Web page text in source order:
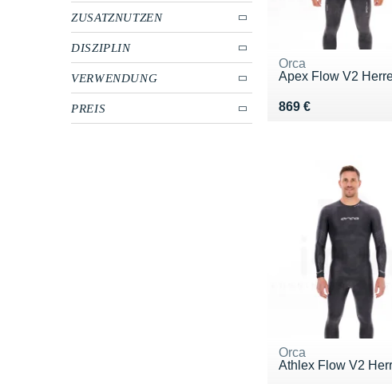
ZUSATZNUTZEN
DISZIPLIN
VERWENDUNG
PREIS
Orca
Apex Flow V2
869 €
Vendu 869 €
Orca
Athlex Flow V2